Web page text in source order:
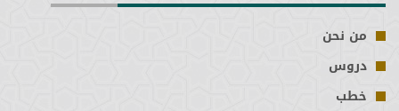
من نحن
دروس
خطب